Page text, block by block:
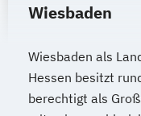
Wiesbaden
Wiesbaden als
Hessen besitzt
berechtigt als